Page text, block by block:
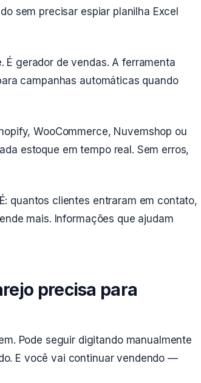
sem precisar espiar planilha Excel
É gerador de vendas. A ferramenta
campanhas automáticas quando
WooCommerce, Nuvemshop ou
estoque em tempo real. Sem erros,
quantos clientes entraram em contato,
mais. Informações que ajudam
precisa para
Pode seguir digitando manualmente
E você vai continuar vendendo —